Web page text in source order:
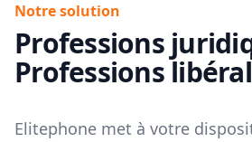
Notre solution
Professions
Professions
Elitephone met à votre